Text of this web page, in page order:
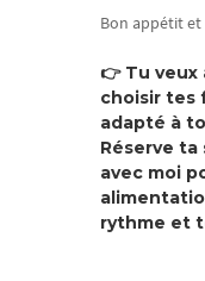
Bon appétit
👉 Tu veux
choisir tes
adapté à
Réserve
avec moi
rythme et